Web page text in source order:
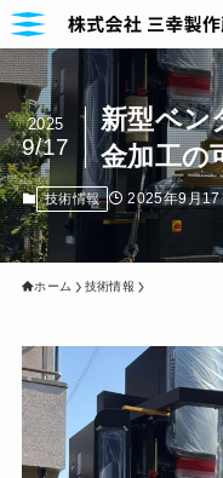
新型ベン
金加工の
2025
9/17
技術情報 2025年9月17
ホーム 技術情報